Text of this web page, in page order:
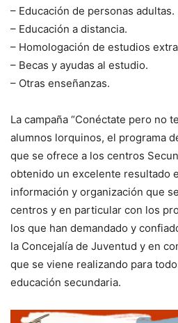
– Educación de personas adultas.
– Educación a distancia.
– Homologación de estudios
– Becas y ayudas al estudio.
– Otras enseñanzas.
La campaña “Conéctate pero no
alumnos lorquinos, el programa
que se ofrece a los centros
obtenido un excelente resultado
información y organización que
centros y en particular con los
los que han demandado y
la Concejalía de Juventud y en
que se viene realizando para
educación secundaria.